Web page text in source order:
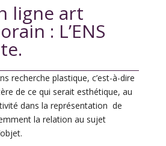
ligne art
: L’ENS
recherche plastique, c’est-à-dire
de ce qui serait esthétique, au
dans la représentation de
la relation au sujet